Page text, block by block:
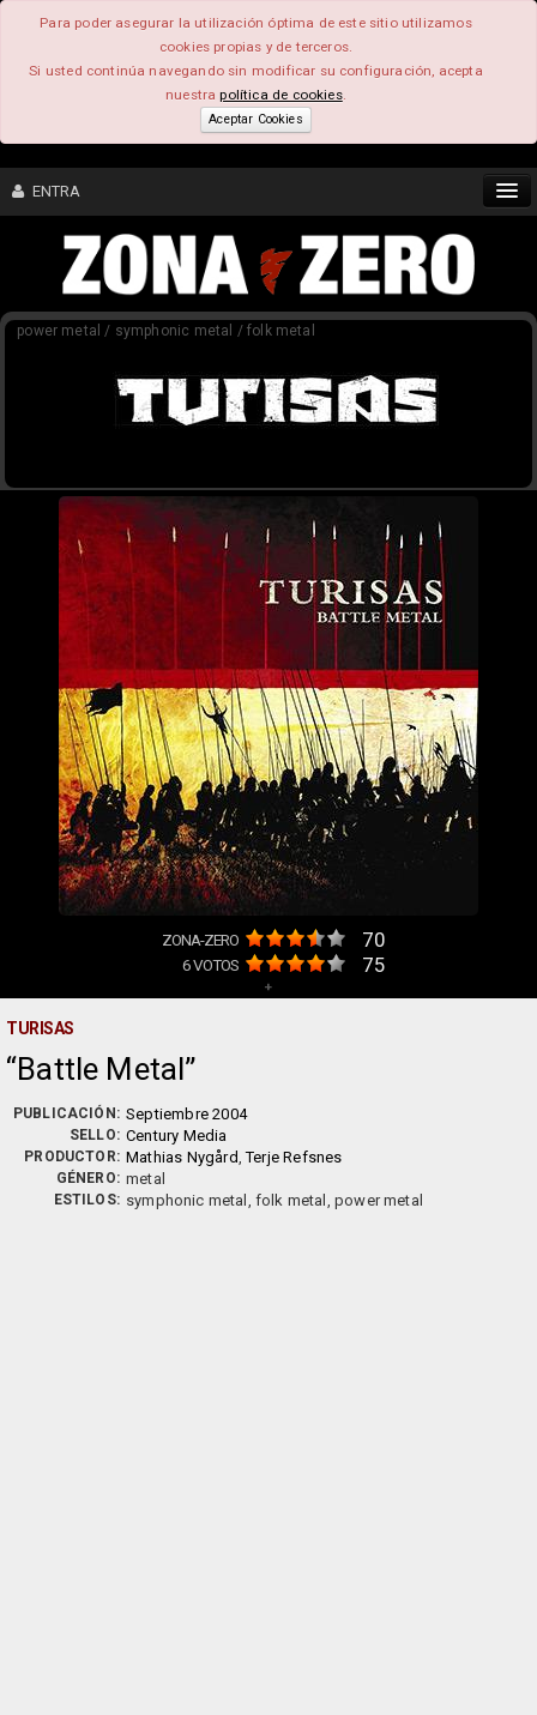
Para poder asegurar la utilización óptima de este sitio utilizamos
cookies propias y de terceros.
Si usted continúa navegando sin modificar su configuración, acepta
nuestrapolítica de cookies.
Aceptar Cookies
ENTRA
CONTENIDO
COMUNIDAD
FEEEDBACK
power metal / symphonic metal / folk metal
ZONA-ZERO 70
6VOTOS 75
+
TURISAS
Battle Metal
PUBLICACIÓN: Septiembre 2004
SELLO: Century Media
PRODUCTOR: Mathias Nygård,Terje Refsnes
GÉNERO: metal
ESTILOS: symphonic metal, folk metal, power metal